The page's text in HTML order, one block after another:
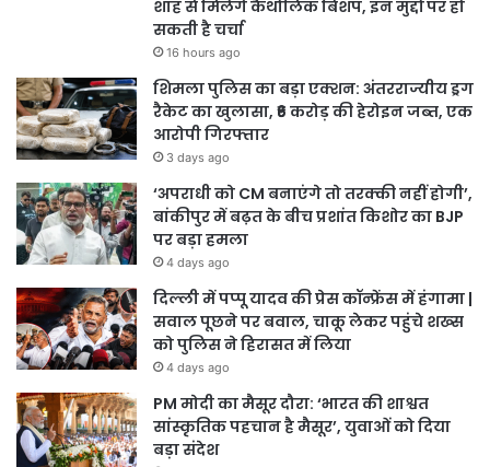
शाह से मिलेंगे कैथोलिक बिशप, इन मुद्दों पर हो
सकती है चर्चा
16 hours ago
शिमला पुलिस का बड़ा एक्शन: अंतरराज्यीय ड्रग
रैकेट का खुलासा, ₹6 करोड़ की हेरोइन जब्त, एक
आरोपी गिरफ्तार
3 days ago
‘अपराधी को CM बनाएंगे तो तरक्की नहीं होगी’,
बांकीपुर में बढ़त के बीच प्रशांत किशोर का BJP
पर बड़ा हमला
4 days ago
दिल्ली में पप्पू यादव की प्रेस कॉन्फ्रेंस में हंगामा |
सवाल पूछने पर बवाल, चाकू लेकर पहुंचे शख्स
को पुलिस ने हिरासत में लिया
4 days ago
PM मोदी का मैसूर दौरा: ‘भारत की शाश्वत
सांस्कृतिक पहचान है मैसूर’, युवाओं को दिया
बड़ा संदेश